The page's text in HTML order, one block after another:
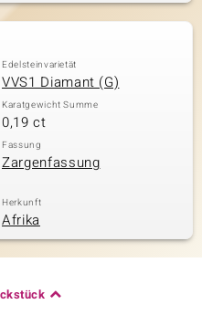
Edelsteinvarietät
VVS1 Diamant (G)
Karatgewicht Summe
0,19 ct
Fassung
Zargenfassung
Herkunft
Afrika